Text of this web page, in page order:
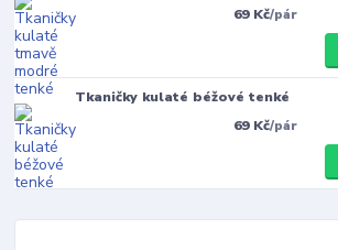
69 Kč/pár
Tkaničky kulaté béžové tenké
69 Kč/pár